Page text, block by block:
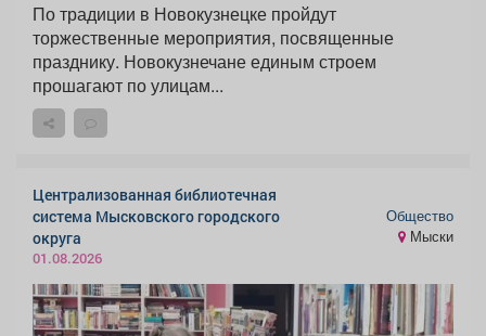
По традиции в Новокузнецке пройдут
торжественные мероприятия, посвященные
празднику. Новокузнечане единым строем
прошагают по улицам...
Централизованная библиотечная
система Мысковского городского
округа
01.08.2026
Общество
Мыски